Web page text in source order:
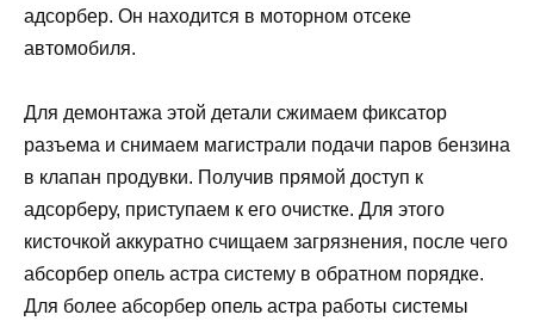
адсорбер. Он находится в моторном отсеке
автомобиля.
Для демонтажа этой детали сжимаем фиксатор
разъема и снимаем магистрали подачи паров бензина
в клапан продувки. Получив прямой доступ к
адсорберу, приступаем к его очистке. Для этого
кисточкой аккуратно счищаем загрязнения, после чего
абсорбер опель астра систему в обратном порядке.
Для более абсорбер опель астра работы системы